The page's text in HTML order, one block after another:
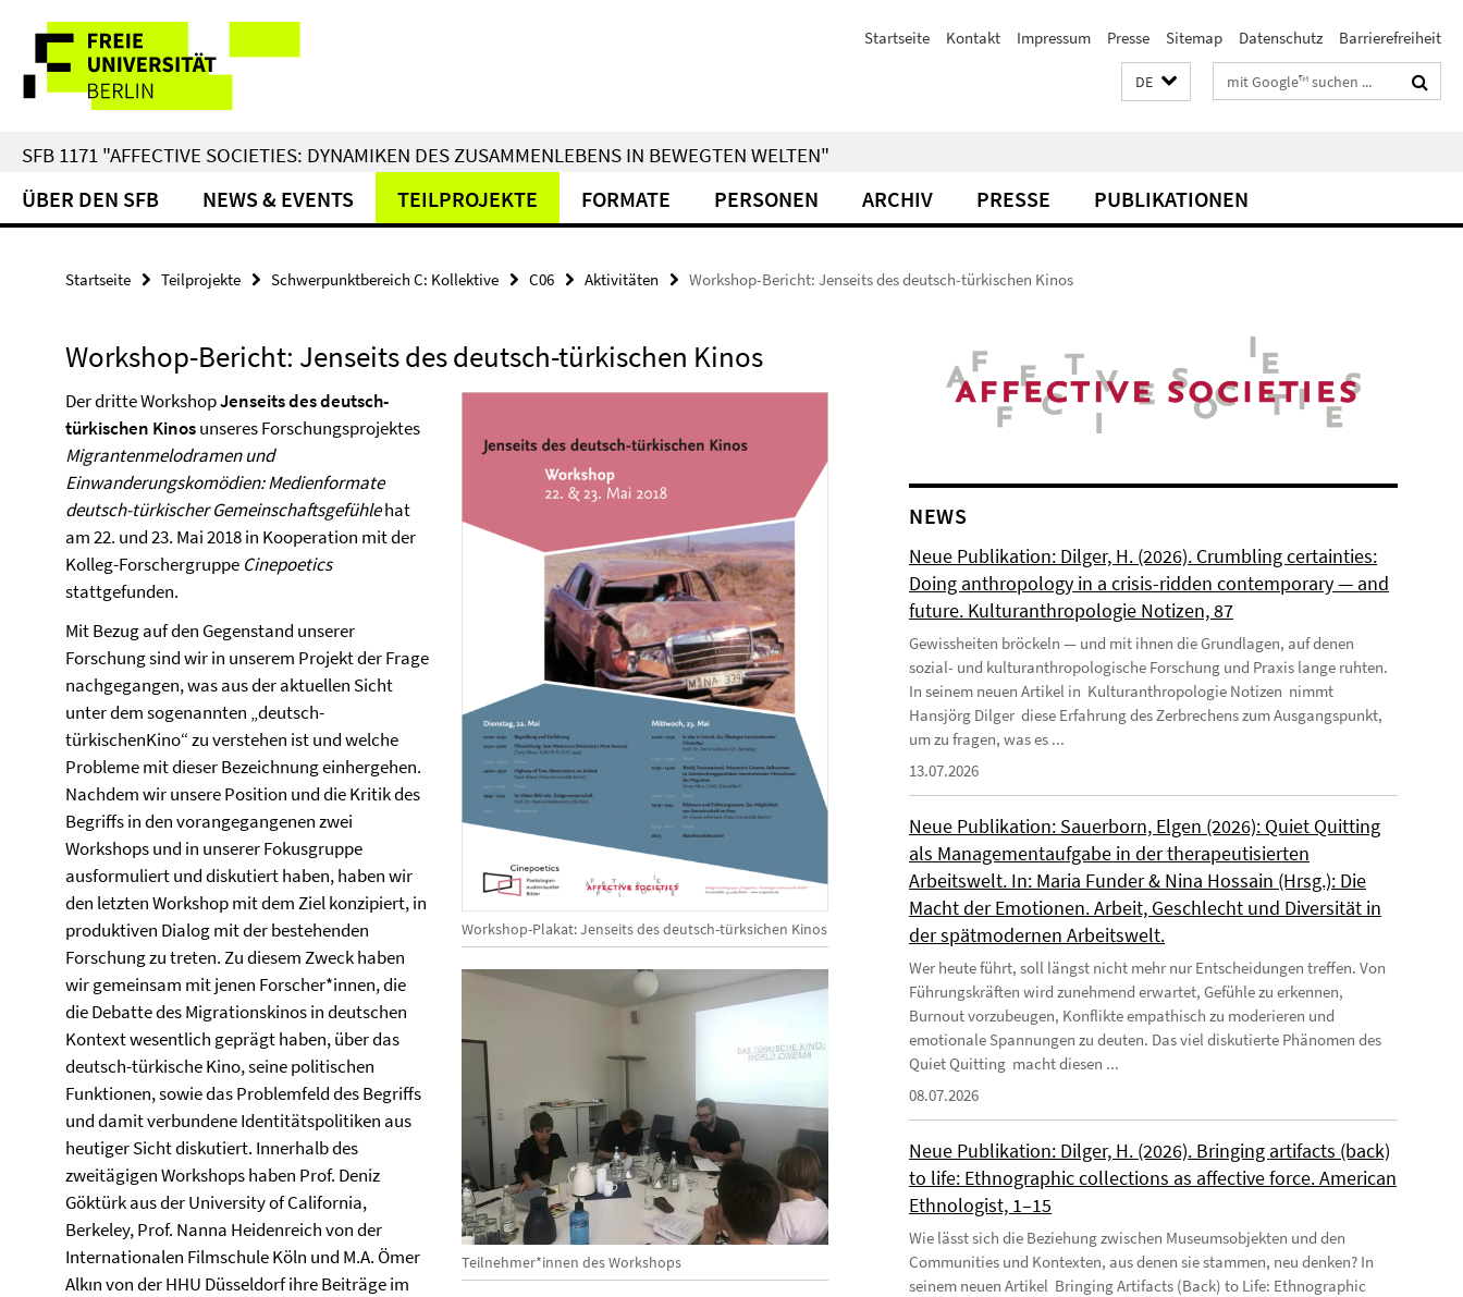
direkt
Inhalt
Service-
Navigation
Startseite Kontakt Impressum Presse Sitemap Datenschutz Barrierefreiheit
DE Suchbegriffe
SFB 1171 "AFFECTIVE SOCIETIES: DYNAMIKEN DES ZUSAMMENLEBENS IN BEWEGTEN WELTEN"
ÜBER DEN SFB NEWS & EVENTS TEILPROJEKTE FORMATE PERSONEN ARCHIV PRESSE PUBLIKATIONEN
Startseite Teilprojekte Schwerpunktbereich C: Kollektive C06 Aktivitäten Workshop-Bericht: Jenseits des deutsch-türkischen Kinos
Workshop-Bericht: Jenseits des deutsch-türkischen Kinos
Workshop-Plakat: Jenseits des deutsch-türksichen Kinos
Teilnehmer*innen des Workshops
Der dritte WorkshopJenseits des deutsch-
türkischen Kinosunseres Forschungsprojektes
Migrantenmelodramen und
Einwanderungskomödien: Medienformate
deutsch-türkischer Gemeinschaftsgefühlehat
am 22. und 23. Mai 2018 in Kooperation mit der
Kolleg-Forschergruppe Cinepoetics
stattgefunden.
Mit Bezug auf den Gegenstand unserer
Forschung sind wir in unserem Projekt der Frage
nachgegangen, was aus der aktuellen Sicht
unter dem sogenannten „deutsch-
türkischenKino“ zu verstehen ist und welche
Probleme mit dieser Bezeichnung einhergehen.
Nachdem wir unsere Position und die Kritik des
Begriffs in den vorangegangenen zwei
Workshops und in unserer Fokusgruppe
ausformuliert und diskutiert haben, haben wir
den letzten Workshop mit dem Ziel konzipiert, in
produktiven Dialog mit der bestehenden
Forschung zu treten. Zu diesem Zweck haben
wir gemeinsam mit jenen Forscher*innen, die
die Debatte des Migrationskinos in deutschen
Kontext wesentlich geprägt haben, über das
deutsch-türkische Kino, seine politischen
Funktionen, sowie das Problemfeld des Begriffs
und damit verbundene Identitätspolitiken aus
heutiger Sicht diskutiert. Innerhalb des
zweitägigen Workshops haben Prof. Deniz
Göktürk aus der University of California,
Berkeley, Prof. Nanna Heidenreich von der
Internationalen Filmschule Köln und M.A. Ömer
Alkın von der HHU Düsseldorf ihre Beiträge im
NEWS
Neue Publikation: Dilger, H. (2026). Crumbling certainties:
Doing anthropology in a crisis-ridden contemporary — and
future. Kulturanthropologie Notizen, 87
Gewissheiten bröckeln — und mit ihnen die Grundlagen, auf denen
sozial- und kulturanthropologische Forschung und Praxis lange ruhten.
In seinem neuen Artikel in Kulturanthropologie Notizen nimmt
Hansjörg Dilger diese Erfahrung des Zerbrechens zum Ausgangspunkt,
um zu fragen, was es ...
13.07.2026
Neue Publikation: Sauerborn, Elgen (2026): Quiet Quitting
als Managementaufgabe in der therapeutisierten
Arbeitswelt. In: Maria Funder & Nina Hossain (Hrsg.): Die
Macht der Emotionen. Arbeit, Geschlecht und Diversität in
der spätmodernen Arbeitswelt.
Wer heute führt, soll längst nicht mehr nur Entscheidungen treffen. Von
Führungskräften wird zunehmend erwartet, Gefühle zu erkennen,
Burnout vorzubeugen, Konflikte empathisch zu moderieren und
emotionale Spannungen zu deuten. Das viel diskutierte Phänomen des
Quiet Quitting macht diesen ...
08.07.2026
Neue Publikation: Dilger, H. (2026). Bringing artifacts (back)
to life: Ethnographic collections as affective force. American
Ethnologist, 1–15
Wie lässt sich die Beziehung zwischen Museumsobjekten und den
Communities und Kontexten, aus denen sie stammen, neu denken? In
seinem neuen Artikel Bringing Artifacts (Back) to Life: Ethnographic